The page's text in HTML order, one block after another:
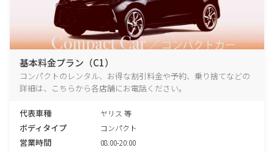
基本料金プラン（C1）
コンパクトのレンタル、お得な割引料金や予約、乗り捨てなどの
詳細は、こちらから各店舗にお電話ください。
代表車種 ヤリス 等
ボディタイプ コンパクト
営業時間 08:00-20:00